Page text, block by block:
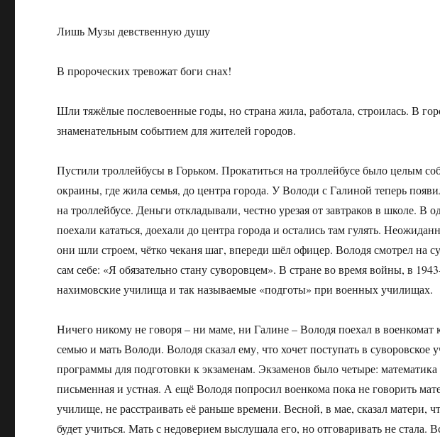
Лишь Музы девственную душу
В пророческих тревожат боги снах!
Шли тяжёлые послевоенные годы, но страна жила, работала, строилась. В
знаменательным событием для жителей городов.
Пустили троллейбусы в Горьком. Прокатиться на троллейбусе было целым
окраины, где жила семья, до центра города. У Володи с Галиной теперь
на троллейбусе. Деньги откладывали, честно урезая от завтраков в школе. В
поехали кататься, доехали до центра города и остались там гулять.
они шли строем, чётко чеканя шаг, впереди шёл офицер. Володя смотрел на
сам себе: «Я обязательно стану суворовцем». В стране во время войны, в
нахимовские училища и так называемые «подготы» при военных училищах.
Ничего никому не говоря – ни маме, ни Галине – Володя поехал в
семью и мать Володи. Володя сказал ему, что хочет поступать в
программы для подготовки к экзаменам. Экзаменов было четыре: математика
письменная и устная. А ещё Володя попросил военкома пока не говорить
училище, не расстраивать её раньше времени. Весной, в мае, сказал матери,
будет учиться. Мать с недоверием выслушала его, но отговаривать не стала.